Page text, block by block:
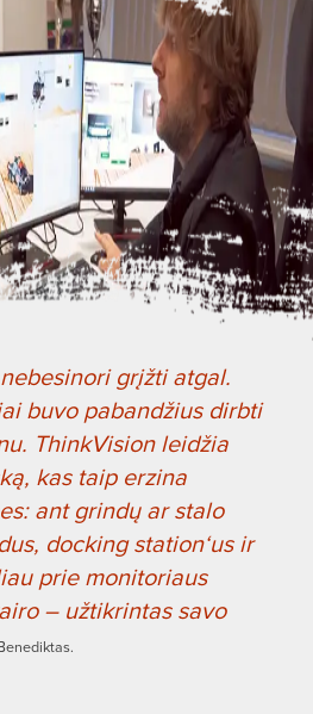
grįžti atgal.
buvo pabandžius dirbti
ThinkVision leidžia
kas taip erzina
ant grindų ar stalo
docking station‘us ir
prie monitoriaus
– užtikrintas savo